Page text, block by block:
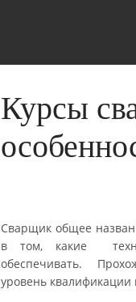
Курсы
Сварщик общее
в том, какие
обеспечивать.
уровень квалификации